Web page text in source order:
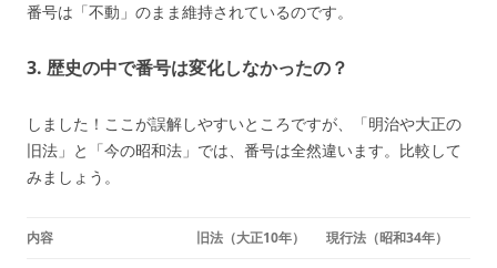
番号は「不動」のまま維持されているのです。
3. 歴史の中で番号は変化しなかったの？
しました！ここが誤解しやすいところですが、「明治や大正の
旧法」と「今の昭和法」では、番号は全然違います。比較して
みましょう。
内容 旧法（大正10年） 現行法（昭和34年）